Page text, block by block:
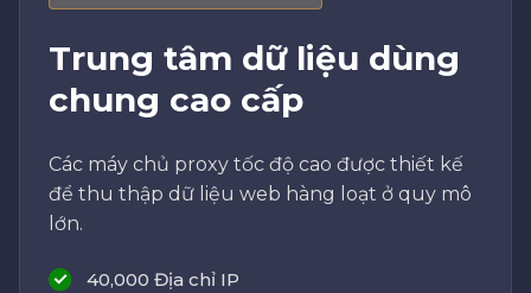
Trung tâm dữ liệu dùng
chung cao cấp
Các máy chủ proxy tốc độ cao được thiết kế
để thu thập dữ liệu web hàng loạt ở quy mô
lớn.
40,000 Địa chỉ IP